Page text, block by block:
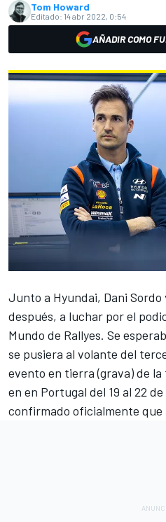
Tom Howard
Editado: 14 abr 2022, 0:54
AÑADIR COMO
Junto a Hyundai, Dani Sordo
después, a luchar por el
Mundo de Rallyes. Se
se pusiera al volante del
evento en tierra (grava) de
en en Portugal del 19 al 22
confirmado oficialmente que